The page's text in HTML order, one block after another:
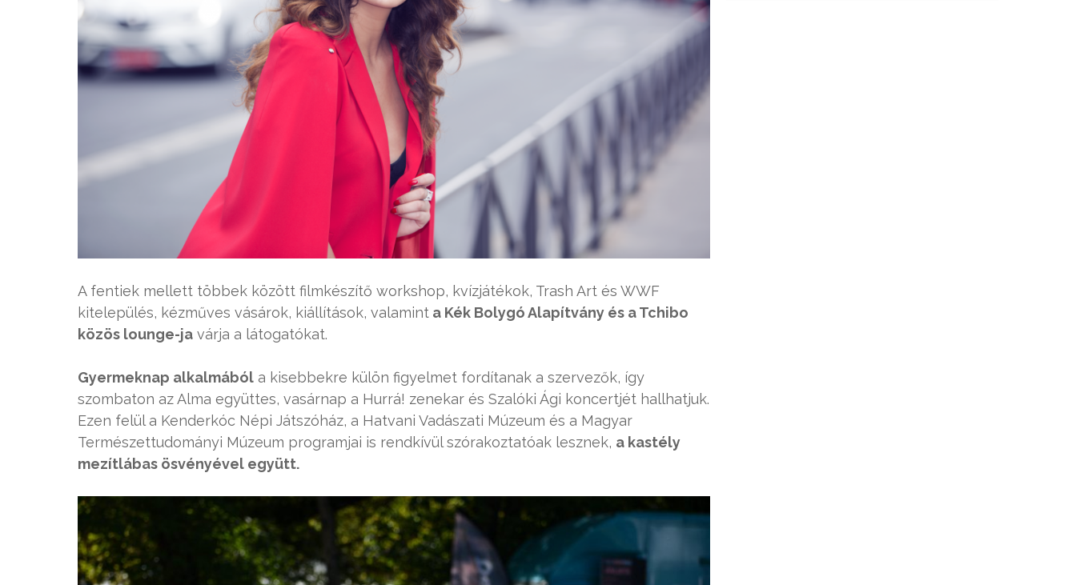
A fentiek mellett többek között filmkészítő workshop, kvízjátékok, Trash Art és WWF
kitelepülés, kézműves vásárok, kiállítások, valamint a Kék Bolygó Alapítvány és a Tchibo
közös lounge-ja várja a látogatókat.
Gyermeknap alkalmából a kisebbekre külön figyelmet fordítanak a szervezők, így
szombaton az Alma együttes, vasárnap a Hurrá! zenekar és Szalóki Ági koncertjét hallhatjuk.
Ezen felül a Kenderkóc Népi Játszóház, a Hatvani Vadászati Múzeum és a Magyar
Természettudományi Múzeum programjai is rendkívül szórakoztatóak lesznek, a kastély
mezítlábas ösvényével együtt.